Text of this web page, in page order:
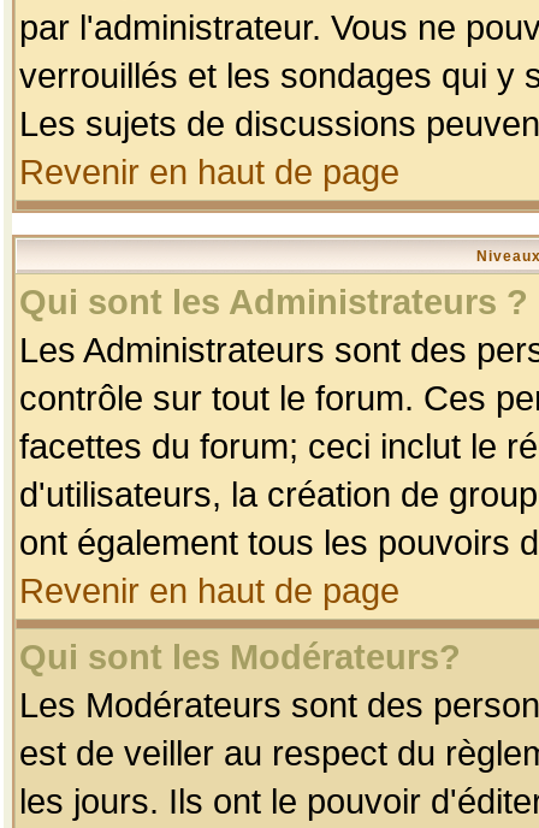
par l'administrateur. Vous ne
verrouillés et les sondages qui y
Les sujets de discussions
Revenir en haut de page
Qui sont les Administrateurs ?
Les Administrateurs sont des
contrôle sur tout le forum. Ces
facettes du forum; ceci inclut le
d'utilisateurs, la création de
ont également tous les pouvoirs
Revenir en haut de page
Qui sont les Modérateurs?
Les Modérateurs sont des
est de veiller au respect du
les jours. Ils ont le pouvoir